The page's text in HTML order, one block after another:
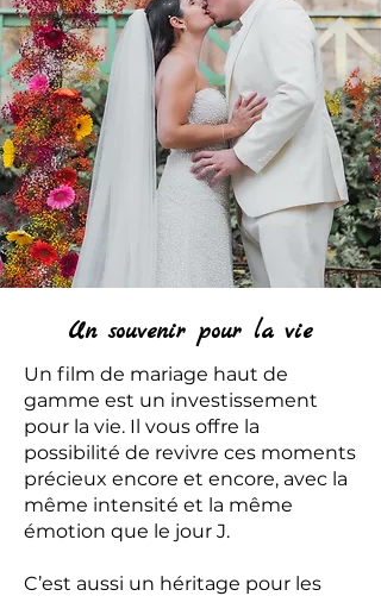
Un souvenir pour la vie
Un film de mariage haut de
gamme est un investissement
pour la vie. Il vous offre la
possibilité de revivre ces moments
précieux encore et encore, avec la
même intensité et la même
émotion que le jour J.
C’est aussi un héritage pour les